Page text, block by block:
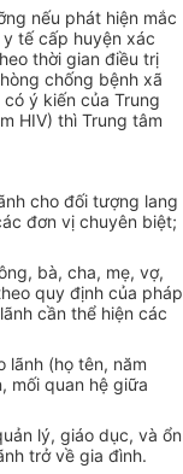
nếu phát hiện mắc
tế cấp huyện xác
thời gian điều trị
chống bệnh xã
ý kiến của Trung
HIV) thì Trung tâm
cho đối tượng lang
đơn vị chuyên biệt;
bà, cha, mẹ, vợ,
quy định của pháp
cần thể hiện các
lãnh (họ tên, năm
mối quan hệ giữa
lý, giáo dục, và ổn
trở về gia đình.